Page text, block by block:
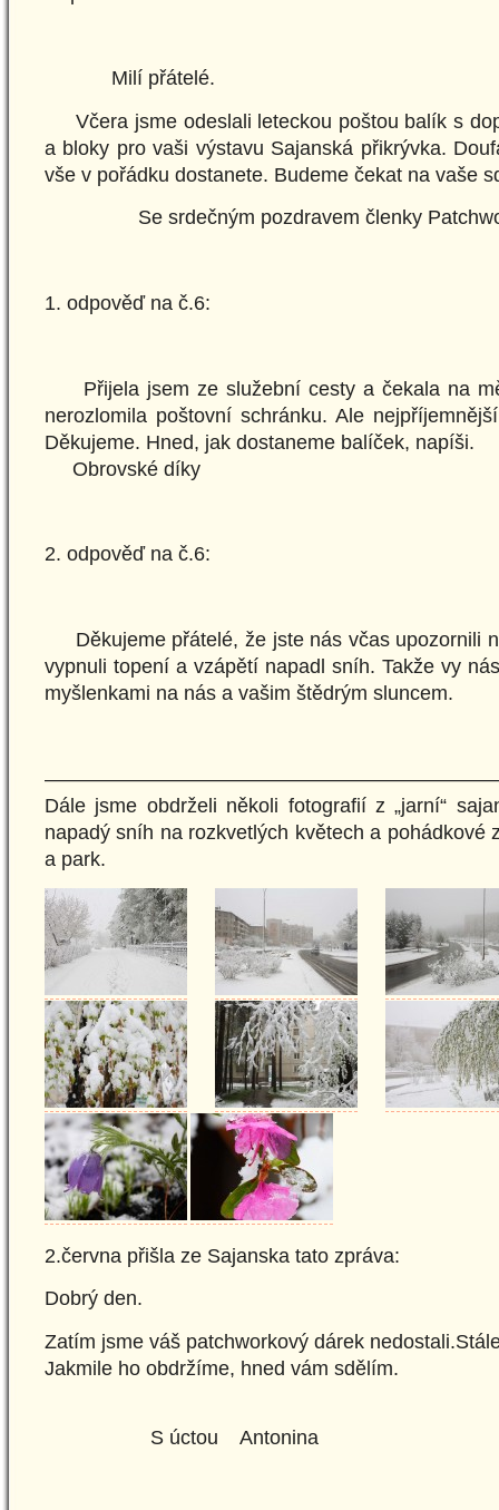
Milí přátelé.
Včera jsme odeslali leteckou poštou balík s
a bloky pro vaši výstavu Sajanská přikrývka.
vše v pořádku dostanete. Budeme čekat na vaše
Se srdečným pozdravem členky
1. odpověď na č.6:
Přijela jsem ze služební cesty a čekala na
nerozlomila poštovní schránku. Ale
Děkujeme. Hned, jak dostaneme balíček, napíši.
Obrovské díky
2. odpověď na č.6:
Děkujeme přátelé, že jste nás včas upozornili
vypnuli topení a vzápětí napadl sníh. Takže vy
myšlenkami na nás a vašim štědrým sluncem.
Dále jsme obdrželi několi fotografií z „jarní“
napadý sníh na rozkvetlých květech a pohádkové
a park.
2.června přišla ze Sajanska tato zpráva:
Dobrý den.
Zatím jsme váš patchworkový dárek
Jakmile ho obdržíme, hned vám sdělím.
S úctou Antonina